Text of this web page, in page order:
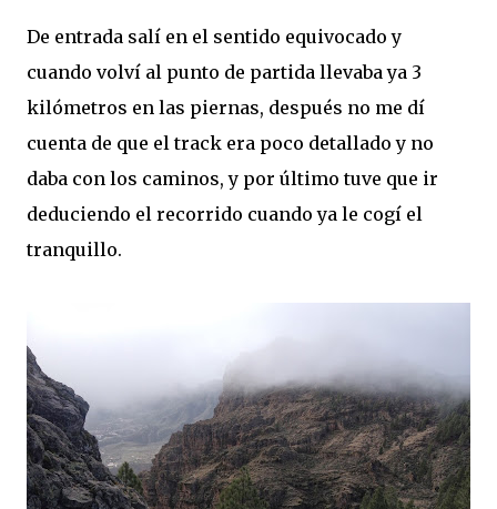
De entrada salí en el sentido equivocado y
cuando volví al punto de partida llevaba ya 3
kilómetros en las piernas, después no me dí
cuenta de que el track era poco detallado y no
daba con los caminos, y por último tuve que ir
deduciendo el recorrido cuando ya le cogí el
tranquillo.